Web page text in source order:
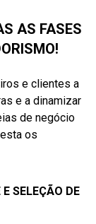
AS FASES
e clientes a
e a dinamizar
de negócio
os
SELEÇÃO DE